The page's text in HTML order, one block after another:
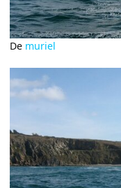
De muriel